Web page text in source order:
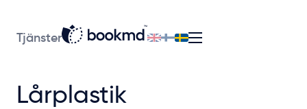
Tjänster
Lårplastik